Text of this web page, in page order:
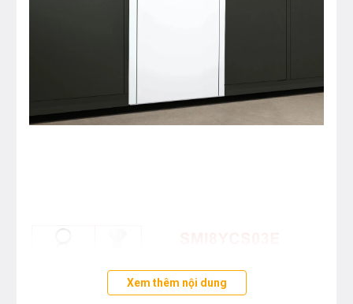
Xem thêm nội dung